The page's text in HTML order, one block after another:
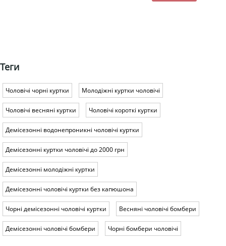
Теги
Чоловічі чорні куртки Молодіжні куртки чоловічі
Чоловічі весняні куртки Чоловічі короткі куртки
Демісезонні водонепроникні чоловічі куртки
Демісезонні куртки чоловічі до 2000 грн
Демісезонні молодіжні куртки
Демісезонні чоловічі куртки без капюшона
Чорні демісезонні чоловічі куртки Весняні чоловічі бомбери
Демісезонні чоловічі бомбери Чорні бомбери чоловічі